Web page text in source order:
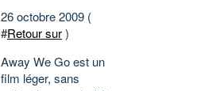
26 octobre 2009 (
#Retour sur)
Away We Go est un
film léger, sans